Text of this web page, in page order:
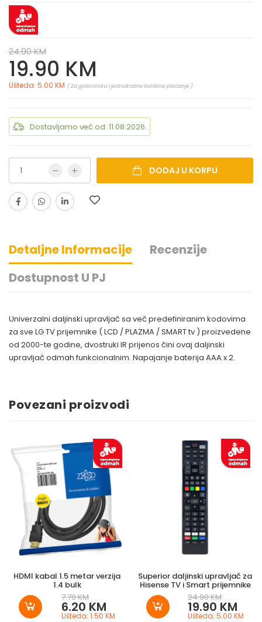
24.90 KM
19.90 KM
Ušteda: 5.00 KM ( Za gotovinsko i jednokratno kartično plaćanje )
Dostavljamo već od: 11.08.2026.
DODAJ U KORPU
Detaljne Informacije
Recenzije
Dostupnost U PJ
Univerzalni daljinski upravljač sa več predefiniranim kodovima
za sve LG TV prijemnike ( LCD / PLAZMA / SMART tv ) proizvedene
od 2000-te godine, dvostruki IR prijenos čini ovaj daljinski
upravljač odmah funkcionalnim. Napajanje baterija AAA x 2.
Povezani proizvodi
HDMI kabal 1.5 metar verzija
1.4 bulk
7.70 KM
6.20 KM
Ušteda: 1.50 KM
Superior daljinski upravljač za
Hisense TV i Smart prijemnike
24.90 KM
19.90 KM
Ušteda: 5.00 KM